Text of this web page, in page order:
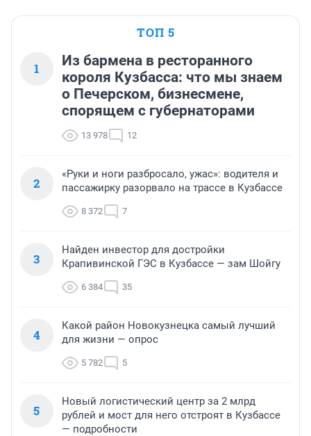
ТОП 5
1
Из бармена в ресторанного
короля Кузбасса: что мы знаем
о Печерском, бизнесмене,
спорящем с губернаторами
13 978 12
2
«Руки и ноги разбросало, ужас»: водителя и
пассажирку разорвало на трассе в Кузбассе
8 372 7
3
Найден инвестор для достройки
Крапивинской ГЭС в Кузбассе — зам Шойгу
6 384 35
4
Какой район Новокузнецка самый лучший
для жизни — опрос
5 782 5
5
Новый логистический центр за 2 млрд
рублей и мост для него отстроят в Кузбассе
— подробности